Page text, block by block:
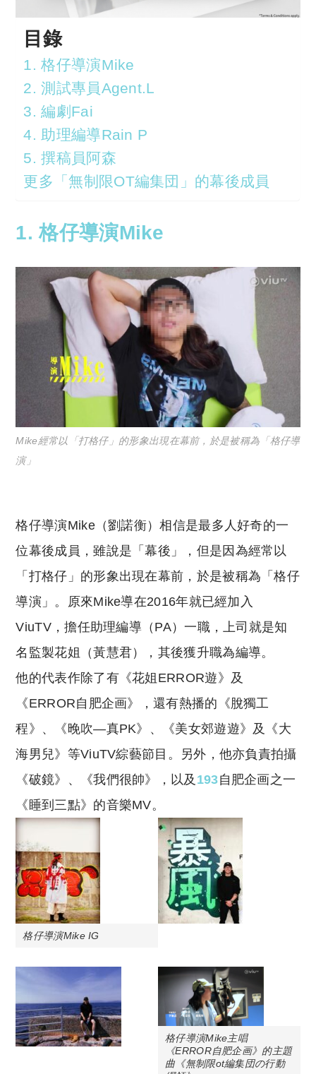
目錄
1. 格仔導演Mike
2. 測試專員Agent.L
3. 編劇Fai
4. 助理編導Rain P
5. 撰稿員阿森
更多「無制限OT編集団」的幕後成員
1. 格仔導演Mike
Mike經常以「打格仔」的形象出現在幕前，於是被稱為「格仔導
演」
格仔導演Mike（劉諾衡）相信是最多人好奇的一
位幕後成員，雖說是「幕後」，但是因為經常以
「打格仔」的形象出現在幕前，於是被稱為「格仔
導演」。原來Mike導在2016年就已經加入
ViuTV，擔任助理編導（PA）一職，上司就是知
名監製花姐（黃慧君），其後獲升職為編導。
他的代表作除了有《花姐ERROR遊》及
《ERROR自肥企画》，還有熱播的《脫獨工
程》、《晚吹—真PK》、《美女郊遊遊》及《大
海男兒》等ViuTV綜藝節目。另外，他亦負責拍攝
《破鏡》、《我們很帥》，以及 193自肥企画之一
《睡到三點》的音樂MV。
格仔導演Mike IG
格仔導演Mike主唱
《ERROR自肥企画》的主題
曲《無制限ot編集団の行動